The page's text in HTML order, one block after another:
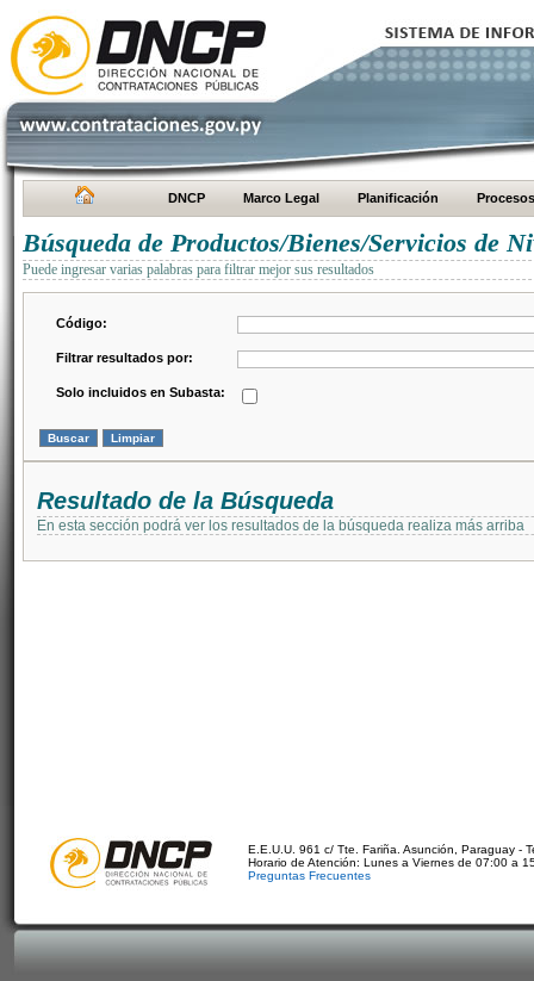
DNCP Marco Legal Planificación Procesos
Búsqueda de Productos/Bienes/Servicios de
Puede ingresar varias palabras para filtrar mejor sus resultados
Código:
Filtrar resultados por:
Solo incluidos en Subasta:
Resultado de la Búsqueda
En esta sección podrá ver los resultados de la búsqueda realiza más arriba
E.E.U.U. 961 c/ Tte. Fariña. Asunción, Paraguay -
Horario de Atención: Lunes a Viernes de 07:00 a
Preguntas Frecuentes